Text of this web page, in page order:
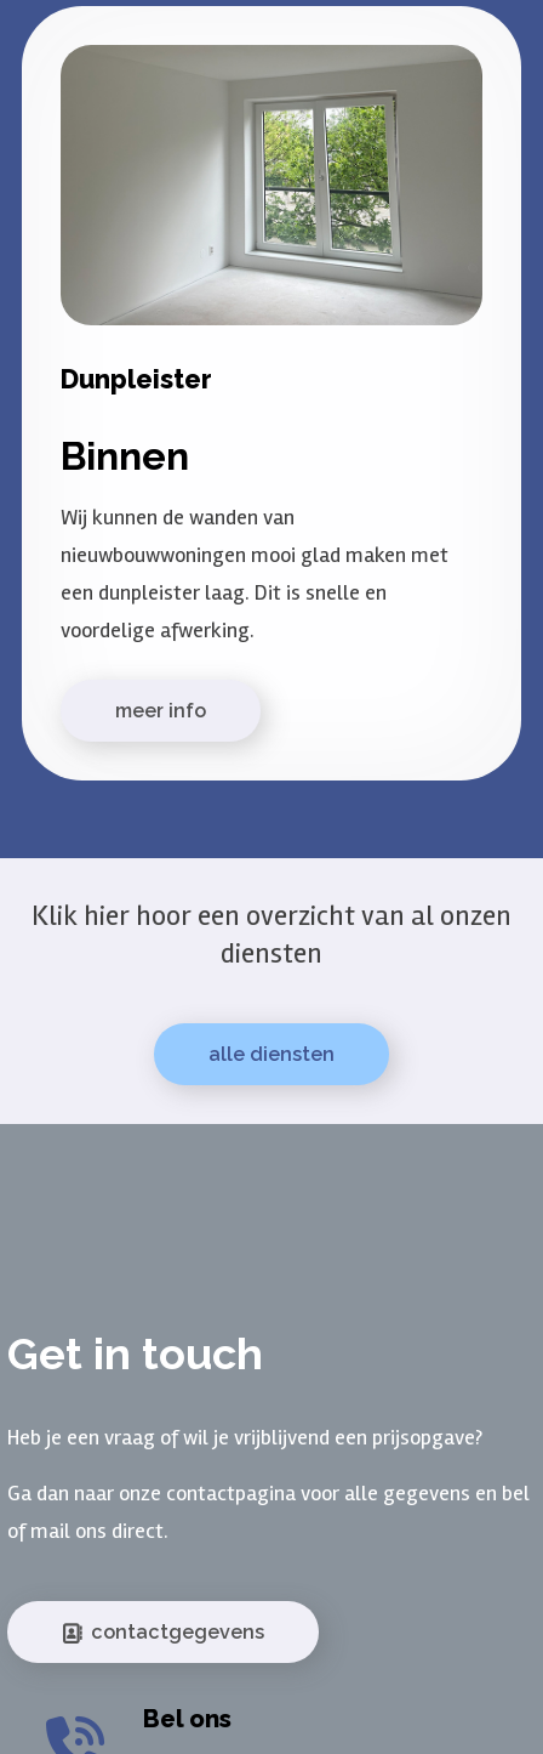
Dunpleister
Binnen
Wij kunnen de wanden van
nieuwbouwwoningen mooi glad maken met
een dunpleister laag. Dit is snelle en
voordelige afwerking.
meer info
Klik hier hoor een overzicht van al onzen
diensten
alle diensten
Get in touch
Heb je een vraag of wil je vrijblijvend een prijsopgave?
Ga dan naar onze contactpagina voor alle gegevens en bel
of mail ons direct.
contactgegevens
Bel ons